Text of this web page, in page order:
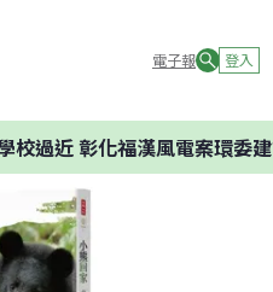
電子報 登入
過近 彰化福漢風電案環委建